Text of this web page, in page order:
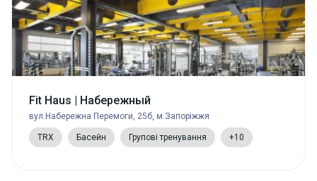
Fit Haus | Набережный
вул.Набережна Перемоги, 25б, м.Запоріжжя
TRX Басейн Групові тренування +10